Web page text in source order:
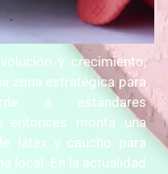
y crecimiento,
zona estratégica para
a estándares
entonces monta una
látex y caucho para
local. En la actualidad